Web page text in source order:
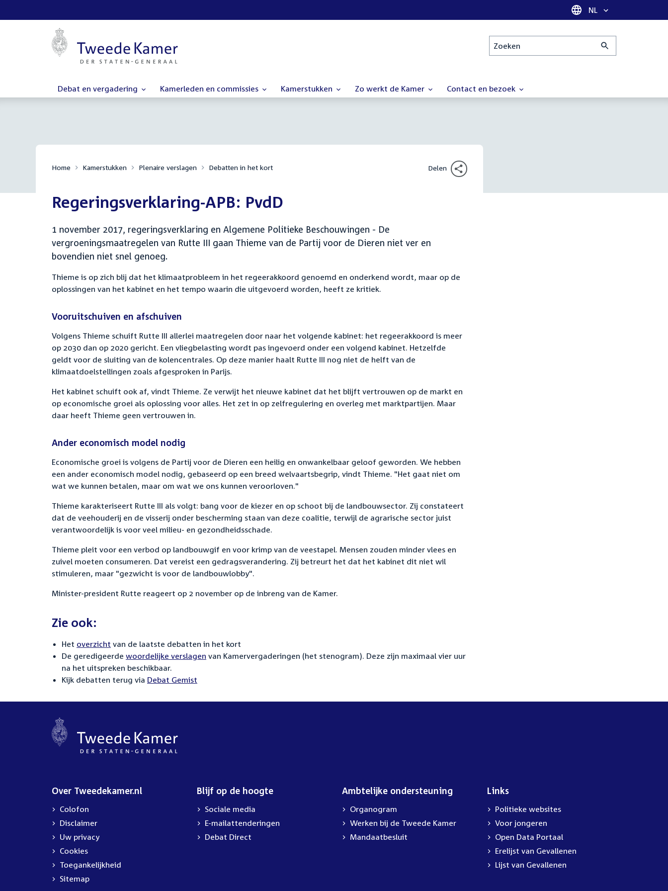
Taal selectie
NL
Zoeken
Debat en vergadering Kamerleden en commissies Kamerstukken Zo werkt de Kamer Contact en bezoek
Home Kamerstukken Plenaire verslagen Debatten in het kort Delen
Regeringsverklaring-APB: PvdD
1 november 2017, regeringsverklaring en Algemene Politieke Beschouwingen - De
vergroeningsmaatregelen van Rutte III gaan Thieme van de Partij voor de Dieren niet ver en
bovendien niet snel genoeg.
Thieme is op zich blij dat het klimaatprobleem in het regeerakkoord genoemd en onderkend wordt, maar op de
oplossingen van het kabinet en het tempo waarin die uitgevoerd worden, heeft ze kritiek.
Vooruitschuiven en afschuiven
Volgens Thieme schuift Rutte III allerlei maatregelen door naar het volgende kabinet: het regeerakkoord is meer
op 2030 dan op 2020 gericht. Een vliegbelasting wordt pas ingevoerd onder een volgend kabinet. Hetzelfde
geldt voor de sluiting van de kolencentrales. Op deze manier haalt Rutte III nog niet de helft van de
klimaatdoelstellingen zoals afgesproken in Parijs.
Het kabinet schuift ook af, vindt Thieme. Ze verwijt het nieuwe kabinet dat het blijft vertrouwen op de markt en
op economische groei als oplossing voor alles. Het zet in op zelfregulering en overleg met marktpartijen. Maar
daar heeft Thieme geen vertrouwen in.
Ander economisch model nodig
Economische groei is volgens de Partij voor de Dieren een heilig en onwankelbaar geloof geworden. We hebben
een ander economisch model nodig, gebaseerd op een breed welvaartsbegrip, vindt Thieme. "Het gaat niet om
wat we kunnen betalen, maar om wat we ons kunnen veroorloven."
Thieme karakteriseert Rutte III als volgt: bang voor de kiezer en op schoot bij de landbouwsector. Zij constateert
dat de veehouderij en de visserij onder bescherming staan van deze coalitie, terwijl de agrarische sector juist
verantwoordelijk is voor veel milieu- en gezondheidsschade.
Thieme pleit voor een verbod op landbouwgif en voor krimp van de veestapel. Mensen zouden minder vlees en
zuivel moeten consumeren. Dat vereist een gedragsverandering. Zij betreurt het dat het kabinet dit niet wil
stimuleren, maar "gezwicht is voor de landbouwlobby".
Minister-president Rutte reageert op 2 november op de inbreng van de Kamer.
Zie ook:
Het overzicht van de laatste debatten in het kort
De geredigeerde woordelijke verslagen van Kamervergaderingen (het stenogram). Deze zijn maximaal vier uur
na het uitspreken beschikbaar.
Kijk debatten terug via Debat Gemist
Over Tweedekamer.nl
Colofon
Disclaimer
Uw privacy
Cookies
Toegankelijkheid
Sitemap
Blijf op de hoogte
Sociale media
E-mailattenderingen
Debat Direct
Ambtelijke ondersteuning
Organogram
Werken bij de Tweede Kamer
Mandaatbesluit
Links
Politieke websites
Voor jongeren
Open Data Portaal
Erelijst van Gevallenen
Lijst van Gevallenen